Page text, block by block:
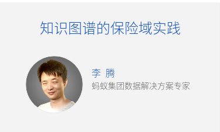
李 腾
蚂蚁集团数据解决方案专家
知识图谱的保险域实践